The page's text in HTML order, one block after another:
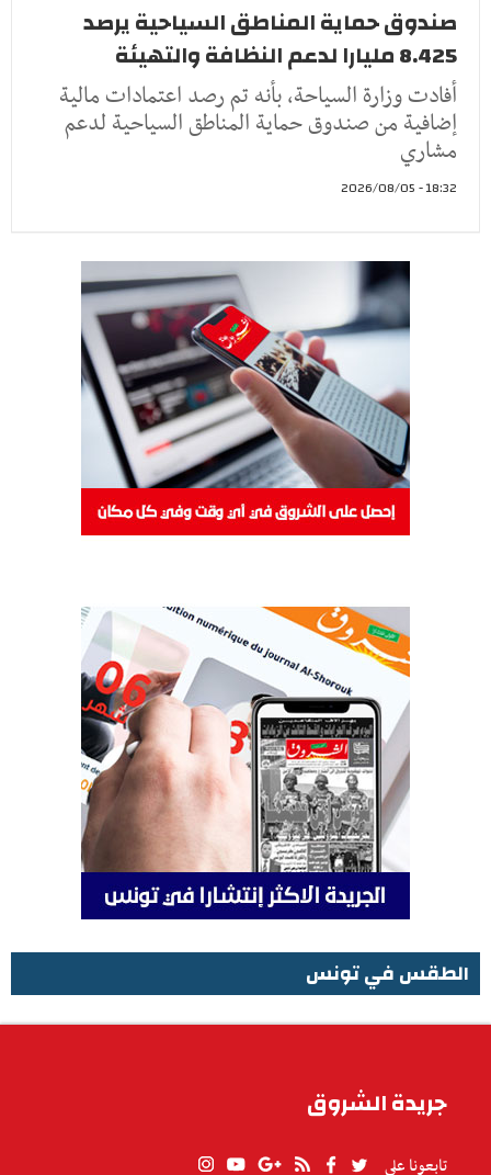
صندوق حماية المناطق السياحية يرصد
8.425 مليارا لدعم النظافة والتهيئة
أفادت وزارة السياحة، بأنه تم رصد اعتمادات مالية
إضافية من صندوق حماية المناطق السياحية لدعم
مشاري
18:32 - 2026/08/05
الطقس في تونس
جريدة الشروق
تابعونا على